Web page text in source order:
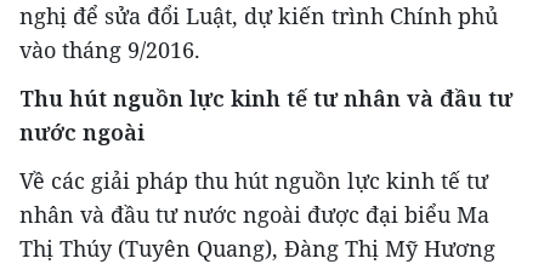
nghị để sửa đổi Luật, dự kiến trình Chính phủ
vào tháng 9/2016.
Thu hút nguồn lực kinh tế tư nhân và đầu tư
nước ngoài
Về các giải pháp thu hút nguồn lực kinh tế tư
nhân và đầu tư nước ngoài được đại biểu Ma
Thị Thúy (Tuyên Quang), Đàng Thị Mỹ Hương